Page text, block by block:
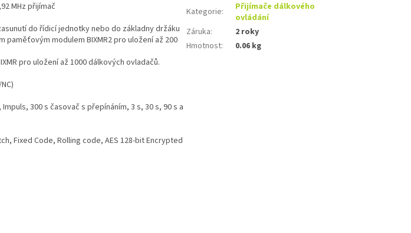
MHz přijímač
do řídicí jednotky nebo do základny držáku
paměťovým modulem BIXMR2 pro uložení až 200
pro uložení až 1000 dálkových ovladačů.
300 s časovač s přepínáním, 3 s, 30 s, 90 s a
Fixed Code, Rolling code, AES 128-bit Encrypted
Kategorie:
Přijímače dálkového
ovládání
Záruka:
2 roky
Hmotnost: 0.06 kg